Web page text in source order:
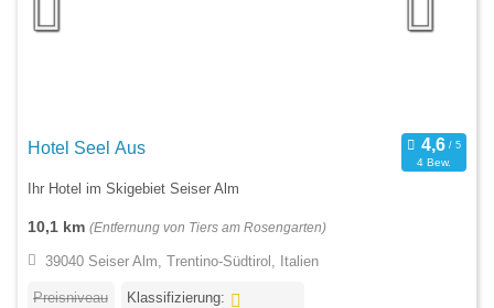
Hotel Seel Aus
4 Bew.
Ihr Hotel im Skigebiet Seiser Alm
10,1 km (Entfernung von Tiers am Rosengarten)
39040 Seiser Alm, Trentino-Südtirol, Italien
Preisniveau Klassifizierung: